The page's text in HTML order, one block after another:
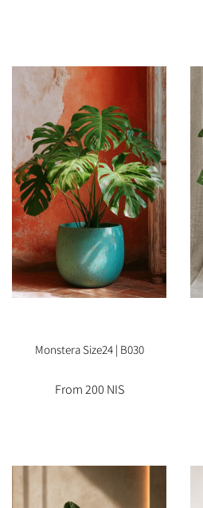
Monstera Size24 | B030
From 200 NIS